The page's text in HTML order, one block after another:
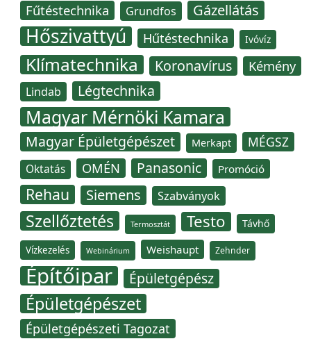
Fűtéstechnika Grundfos Gázellátás
Hőszivattyú Hűtéstechnika Ivóvíz
Klímatechnika Koronavírus Kémény
Lindab Légtechnika
Magyar Mérnöki Kamara
Magyar Épületgépészet Merkapt MÉGSZ
Oktatás OMÉN Panasonic Promóció
Rehau Siemens Szabványok
Szellőztetés Termosztát Testo Távhő
Vízkezelés Webinárium Weishaupt Zehnder
Építőipar Épületgépész
Épületgépészet
Épületgépészeti Tagozat